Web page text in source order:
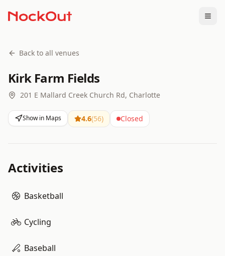
Back to all venues
Kirk Farm Fields
201 E Mallard Creek Church Rd, Charlotte
Show in Maps 4.6(56) Closed
Activities
Basketball
Cycling
Baseball